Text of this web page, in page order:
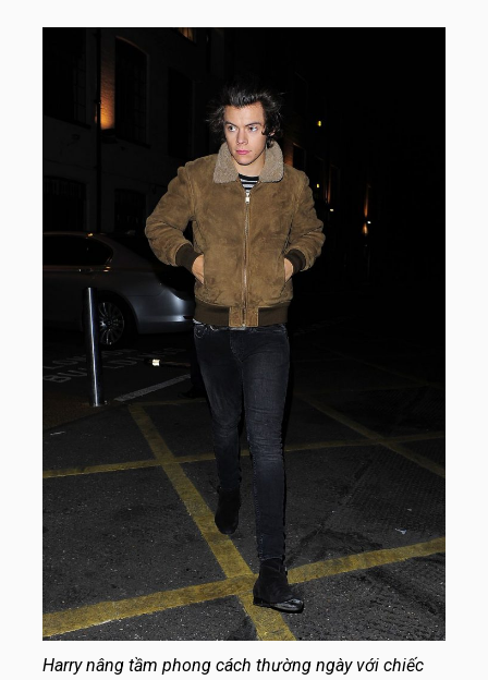
Harry nâng tầm phong cách thường ngày với chiếc